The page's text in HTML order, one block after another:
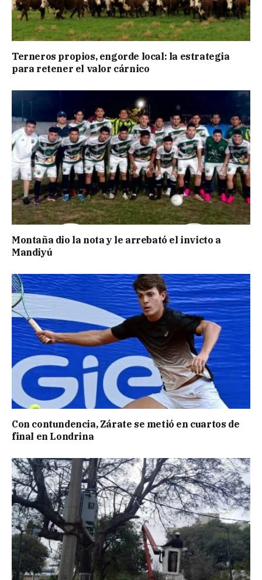
Terneros propios, engorde local: la estrategia
para retener el valor cárnico
Montaña dio la nota y le arrebató el invicto a
Mandiyú
Con contundencia, Zárate se metió en cuartos de
final en Londrina